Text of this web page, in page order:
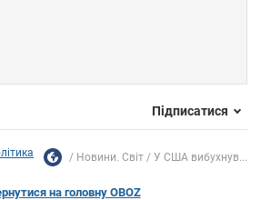
Підписатися
Новини. Світ У США вибухнув...
на головну OBOZ